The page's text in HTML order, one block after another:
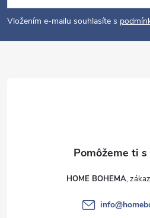
e
Vložením e-mailu souhlasíte s
HOME BOHEMA
info@